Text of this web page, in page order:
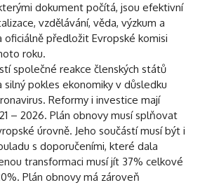
dokument počítá, jsou efektivní
vzdělávání, věda, výzkum a
oficiálně předložit Evropské komisi
roku.
společné reakce členských států
silný pokles ekonomiky v důsledku
Reformy i investice mají
– 2026. Plán obnovy musí splňovat
úrovně. Jeho součástí musí být i
s doporučeními, které dala
transformaci musí jít 37% celkové
Plán obnovy má zároveň